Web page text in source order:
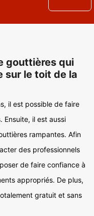
gouttières qui
sur le toit de la
il est possible de faire
Ensuite, il est aussi
rampantes. Afin
des professionnels
de faire confiance à
appropriés. De plus,
gratuit et sans